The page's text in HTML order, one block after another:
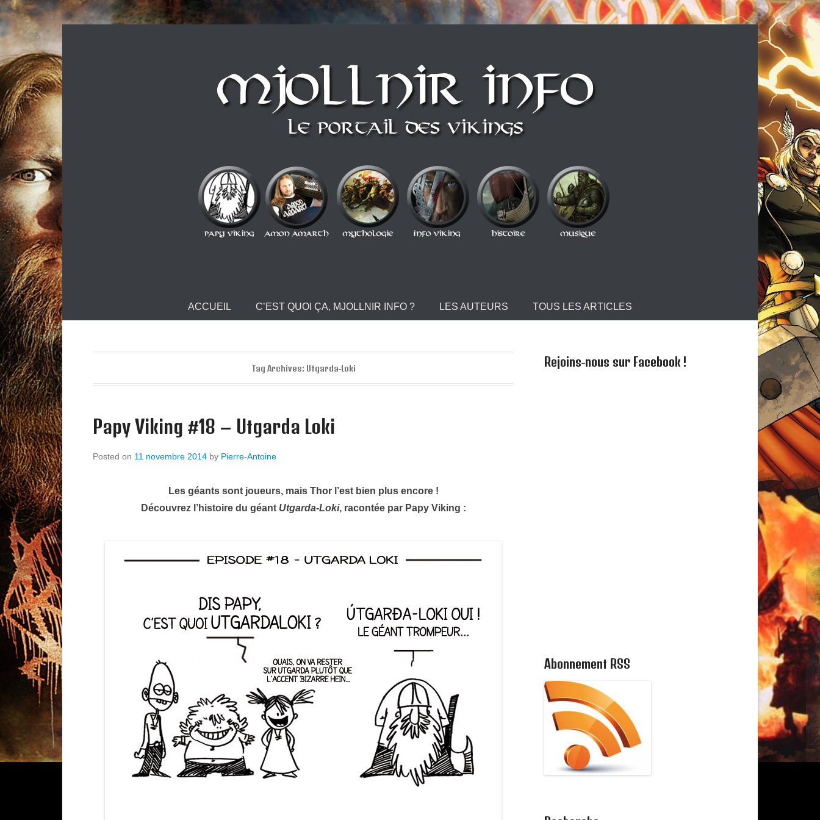
Musique métal et culture scandinave, le tout dans un style Berzerker ! Alors si vous vous sentez une âme de redresseur de Thor aux cheveux longs et à la guitare électrique, ce blog est fait pour vous !
ACCUEIL C’EST QUOI ÇA, MJOLLNIR INFO ? LES AUTEURS TOUS LES ARTICLES
Tag Archives: Utgarda-Loki
Papy Viking #18 – Utgarda Loki
Posted on 11 novembre 2014 by Pierre-Antoine
Les géants sont joueurs, mais Thor l’est bien plus encore !
Découvrez l’histoire du géant Utgarda-Loki, racontée par Papy Viking :
Rejoins-nous sur Facebook !
Abonnement RSS